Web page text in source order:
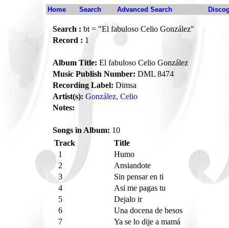
Home Search Advanced Search
Search : bt = "El fabuloso Celio González"
Record : 1
Album Title: El fabuloso Celio González
Music Publish Number: DML 8474
Recording Label: Dimsa
Artist(s): González, Celio
Notes:
Songs in Album: 10
Track
Title
1
Humo
2
Ansiandote
3
Sin pensar en ti
4
Asi me pagas tu
5
Dejalo ir
6
Una docena de besos
7
Ya se lo dije a mamá